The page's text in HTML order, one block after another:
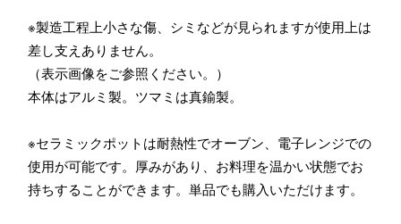
※製造工程上小さな傷、シミなどが見られますが使用上は
差し支えありません。
（表示画像をご参照ください。）
本体はアルミ製。ツマミは真鍮製。
※セラミックポットは耐熱性でオーブン、電子レンジでの
使用が可能です。厚みがあり、お料理を温かい状態でお
持ちすることができます。単品でも購入いただけます。